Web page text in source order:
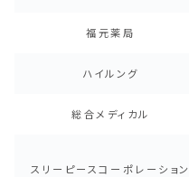
福元薬局
ハイルング
総合メディカル
スリーピースコーポレーション